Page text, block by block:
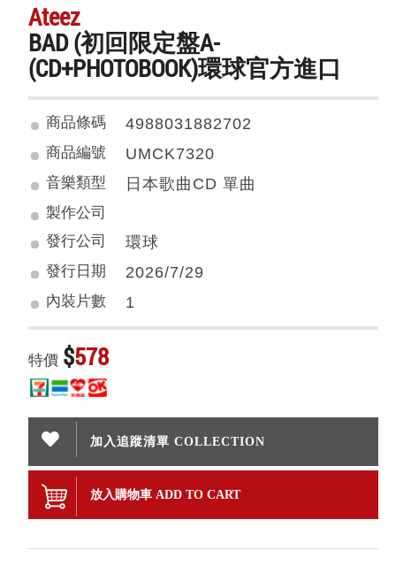
Ateez
BAD (初回限定盤A-
(CD+PHOTOBOOK)環球官方進口
商品條碼 4988031882702
商品編號 UMCK7320
音樂類型 日本歌曲CD 單曲
製作公司
發行公司
環球
發行日期 2026/7/29
內裝片數 1
特價 $578
加入追蹤清單 COLLECTION
放入購物車 ADD TO CART